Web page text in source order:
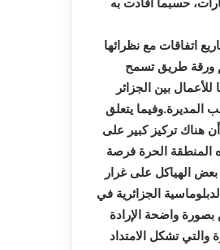
اتفاقات مع نظرائها
ورقة طريق تسمح
إلى غاية اليوم بتفعيل 30 مجلسا مشتركا للأعمال بين الجزائر
المديرة.وفيما يتعلق
هناك تركيز كبير على
المنطقة الحرة فرصة
بعض الهياكل على غرار
الجزائرية في
بصورة واضحة الإرادة
والتي تشكل الامتداد